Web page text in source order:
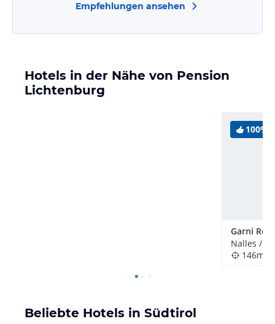
Empfehlungen ansehen
Hotels in der Nähe von Pension
Lichtenburg
100%
Garni
Nalles /
146m
Beliebte Hotels in Südtirol